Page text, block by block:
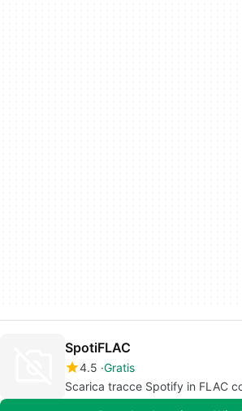
SpotiFLAC
4.5 Gratis
Scarica tracce Spotify in FLAC